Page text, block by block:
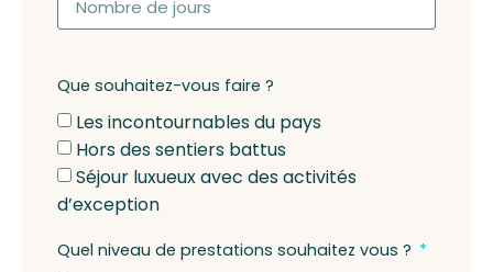
Que souhaitez-vous faire ?
Les incontournables du pays
Hors des sentiers battus
Séjour luxueux avec des activités
d’exception
Quel niveau de prestations souhaitez vous ?